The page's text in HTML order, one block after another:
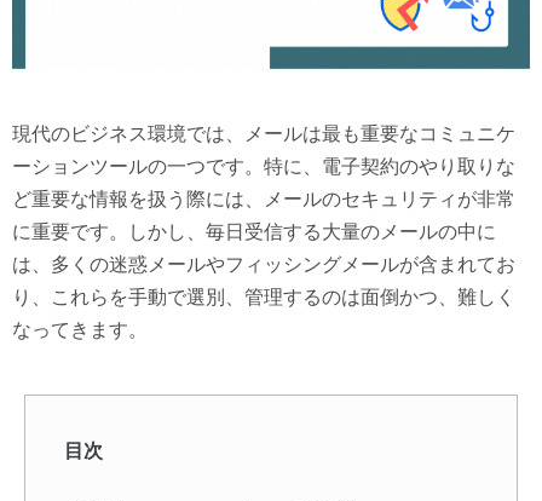
現代のビジネス環境では、メールは最も重要なコミュニケ
ーションツールの一つです。特に、電子契約のやり取りな
ど重要な情報を扱う際には、メールのセキュリティが非常
に重要です。しかし、毎日受信する大量のメールの中に
は、多くの迷惑メールやフィッシングメールが含まれてお
り、これらを手動で選別、管理するのは面倒かつ、難しく
なってきます。
目次